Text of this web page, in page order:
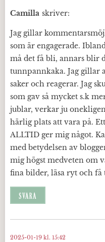
Camilla skriver:
Jag gillar
som är engagerade.
må det få bli, annars blir
tunnpannkaka. Jag gillar
saker och reagerar. Jag
som gav så mycket s.k
jublar, verkar ju
härlig plats att vara på.
ALLTID ger mig något.
med betydelsen av
mig högst medveten om
fina bilder, läsa ryt och få
SVARA
2025-01-19 kl. 15:42